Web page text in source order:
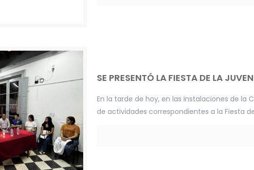
SE PRESENTÓ LA FIESTA DE LA
En la tarde de hoy, en las instalaciones de la
de actividades correspondientes a la Fiesta